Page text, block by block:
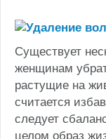
Существует
женщинам
растущие на
считается
следует
целом образ